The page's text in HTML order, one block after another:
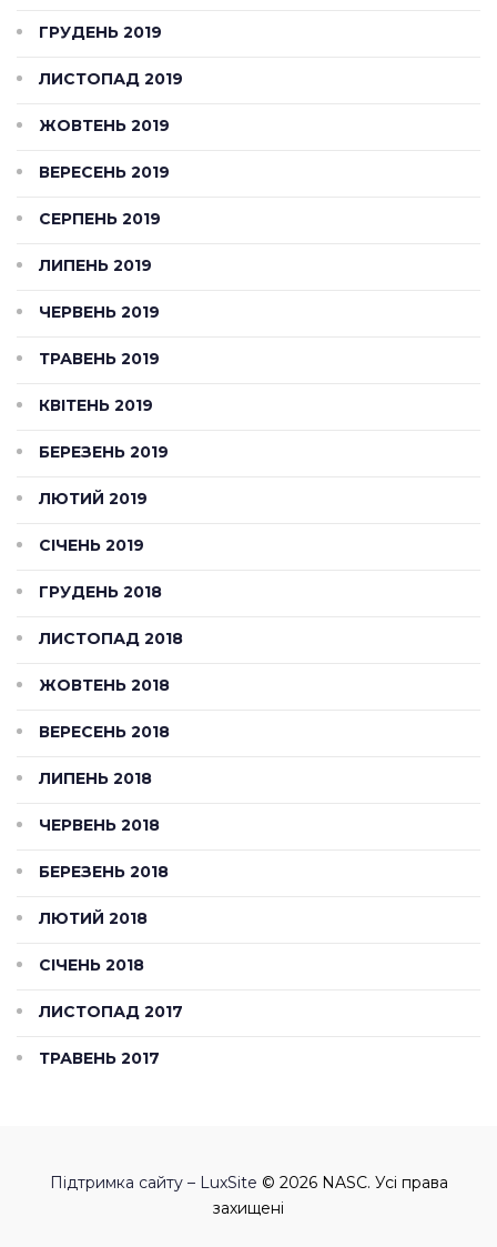
ГРУДЕНЬ 2019
ЛИСТОПАД 2019
ЖОВТЕНЬ 2019
ВЕРЕСЕНЬ 2019
СЕРПЕНЬ 2019
ЛИПЕНЬ 2019
ЧЕРВЕНЬ 2019
ТРАВЕНЬ 2019
КВІТЕНЬ 2019
БЕРЕЗЕНЬ 2019
ЛЮТИЙ 2019
СІЧЕНЬ 2019
ГРУДЕНЬ 2018
ЛИСТОПАД 2018
ЖОВТЕНЬ 2018
ВЕРЕСЕНЬ 2018
ЛИПЕНЬ 2018
ЧЕРВЕНЬ 2018
БЕРЕЗЕНЬ 2018
ЛЮТИЙ 2018
СІЧЕНЬ 2018
ЛИСТОПАД 2017
ТРАВЕНЬ 2017
Підтримка сайту – LuxSite © 2026 NASC. Усі права
захищені